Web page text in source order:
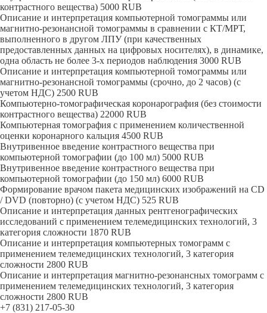
контрастного вещества) 5000 RUB
Описание и интерпретация компьютерной томограммы или
магнитно-резонансной томограммы в сравнении с КТ/МРТ,
выполненного в другом ЛПУ (при качественных
предоставленных данных на цифровых носителях), в динамике,
одна область не более 3-х периодов наблюдения 3000 RUB
Описание и интерпретация компьютерной томограммы или
магнитно-резонансной томограммы (срочно, до 2 часов) (с
учетом НДС) 2500 RUB
Компьютерно-томографическая коронарография (без стоимости
контрастного вещества) 22000 RUB
Компьютерная томография с применением количественной
оценки коронарного кальция 4500 RUB
Внутривенное введение контрастного вещества при
компьютерной томографии (до 100 мл) 5000 RUB
Внутривенное введение контрастного вещества при
компьютерной томографии (до 150 мл) 6000 RUB
Формирование врачом пакета медицинских изображений на CD
/ DVD (повторно) (с учетом НДС) 525 RUB
Описание и интерпретация данных рентгенографических
исследований с применением телемедицинских технологий, 3
категория сложности 1870 RUB
Описание и интерпретация компьютерных томограмм с
применением телемедицинских технологий, 3 категория
сложности 2800 RUB
Описание и интерпретация магнитно-резонансных томограмм с
применением телемедицинских технологий, 3 категория
сложности 2800 RUB
+7 (831) 217-05-30